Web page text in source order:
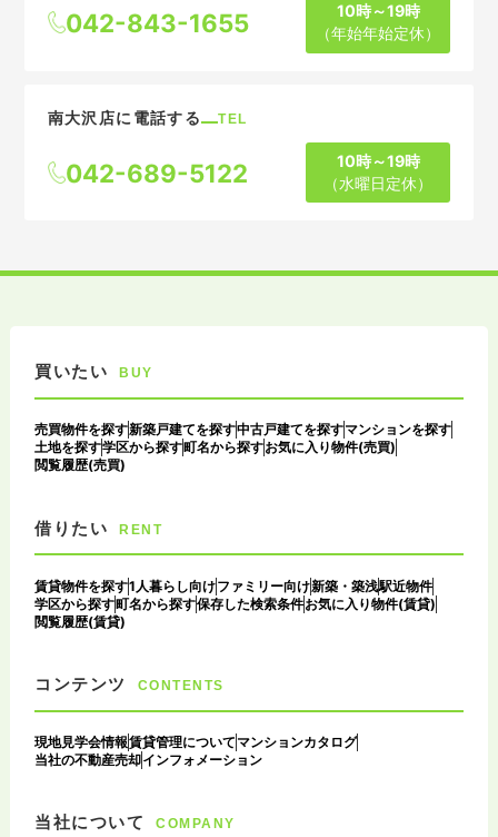
042-843-1655
10時～19時
（年始年始定休）
南大沢店に電話する TEL
042-689-5122
10時～19時
（水曜日定休）
買いたい BUY
売買物件を探す新築戸建てを探す中古戸建てを探すマンションを探す
土地を探す学区から探す町名から探すお気に入り物件(売買)
閲覧履歴(売買)
借りたい RENT
賃貸物件を探す1人暮らし向けファミリー向け新築・築浅駅近物件
学区から探す町名から探す保存した検索条件お気に入り物件(賃貸)
閲覧履歴(賃貸)
コンテンツ CONTENTS
現地見学会情報賃貸管理について マンションカタログ
当社の不動産売却インフォメーション
当社について COMPANY